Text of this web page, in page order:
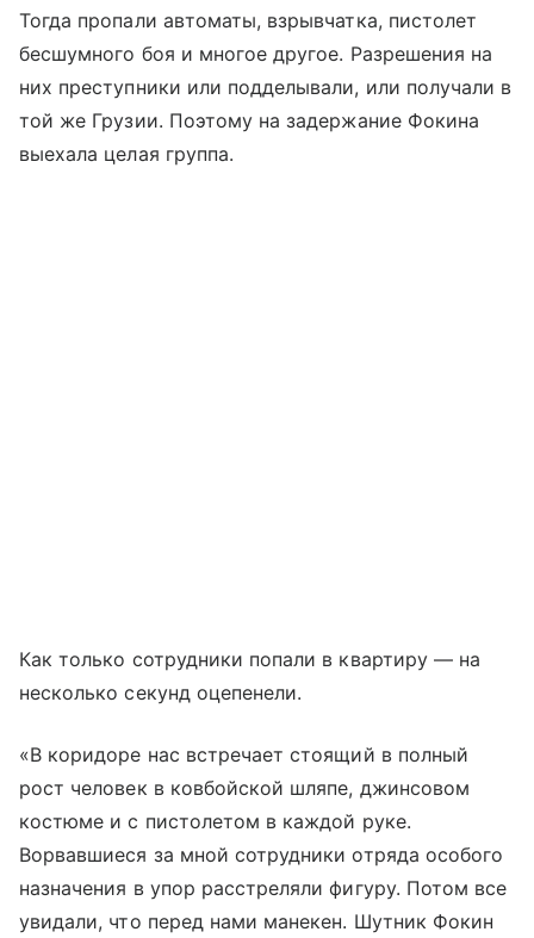
Тогда пропали автоматы, взрывчатка, пистолет
бесшумного боя и многое другое. Разрешения на
них преступники или подделывали, или получали в
той же Грузии. Поэтому на задержание Фокина
выехала целая группа.
Как только сотрудники попали в квартиру — на
несколько секунд оцепенели.
«В коридоре нас встречает стоящий в полный
рост человек в ковбойской шляпе, джинсовом
костюме и с пистолетом в каждой руке.
Ворвавшиеся за мной сотрудники отряда особого
назначения в упор расстреляли фигуру. Потом все
увидали, что перед нами манекен. Шутник Фокин